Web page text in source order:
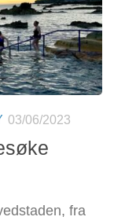
03/06/2023
fra